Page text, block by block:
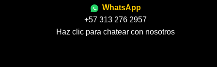
WhatsApp
+57 313 276 2957
Haz clic para chatear con nosotros